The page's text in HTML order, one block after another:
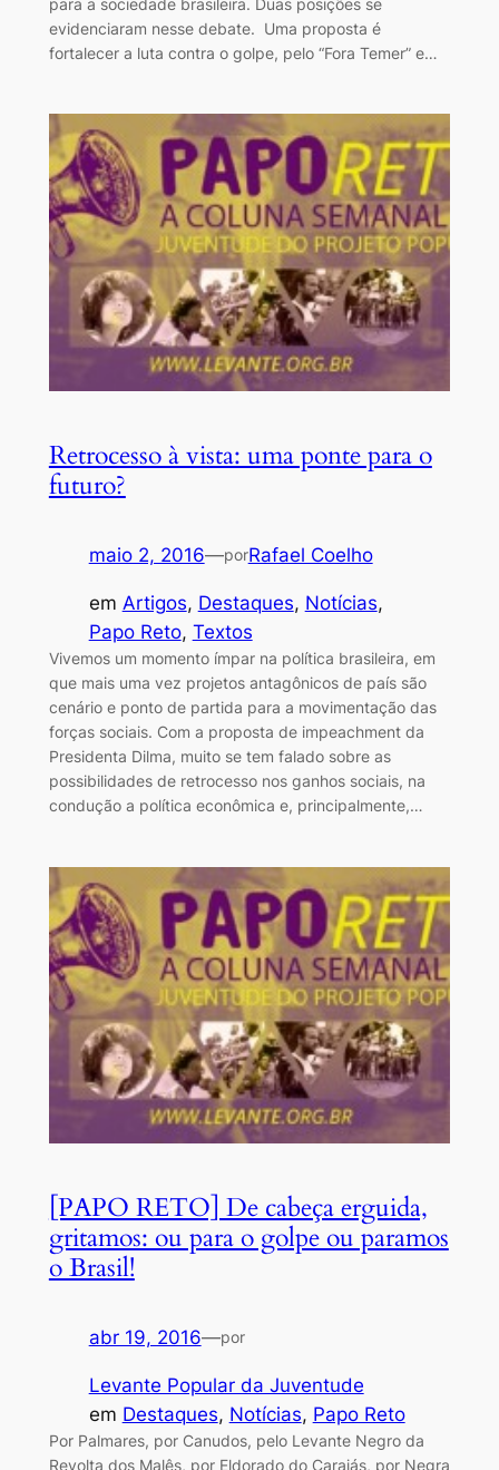
evidenciaram nesse debate. Uma proposta é
fortalecer a luta contra o golpe, pelo “Fora Temer” e…
Retrocesso à vista: uma ponte para o
futuro?
maio 2, 2016—porRafael Coelho
em Artigos, Destaques, Notícias
Papo Reto, Textos
Vivemos um momento ímpar na política brasileira, em
que mais uma vez projetos antagônicos de país são
cenário e ponto de partida para a movimentação das
forças sociais. Com a proposta de impeachment da
Presidenta Dilma, muito se tem falado sobre as
possibilidades de retrocesso nos ganhos sociais, na
condução a política econômica e, principalmente,…
[PAPO RETO] De cabeça erguida,
gritamos: ou para o golpe ou paramos
o Brasil!
abr 19, 2016—por
Levante Popular da Juventude
em Destaques, Notícias, Papo Reto
Por Palmares, por Canudos, pelo Levante Negro da
Revolta dos Malês, por Eldorado do Carajás, por Negra